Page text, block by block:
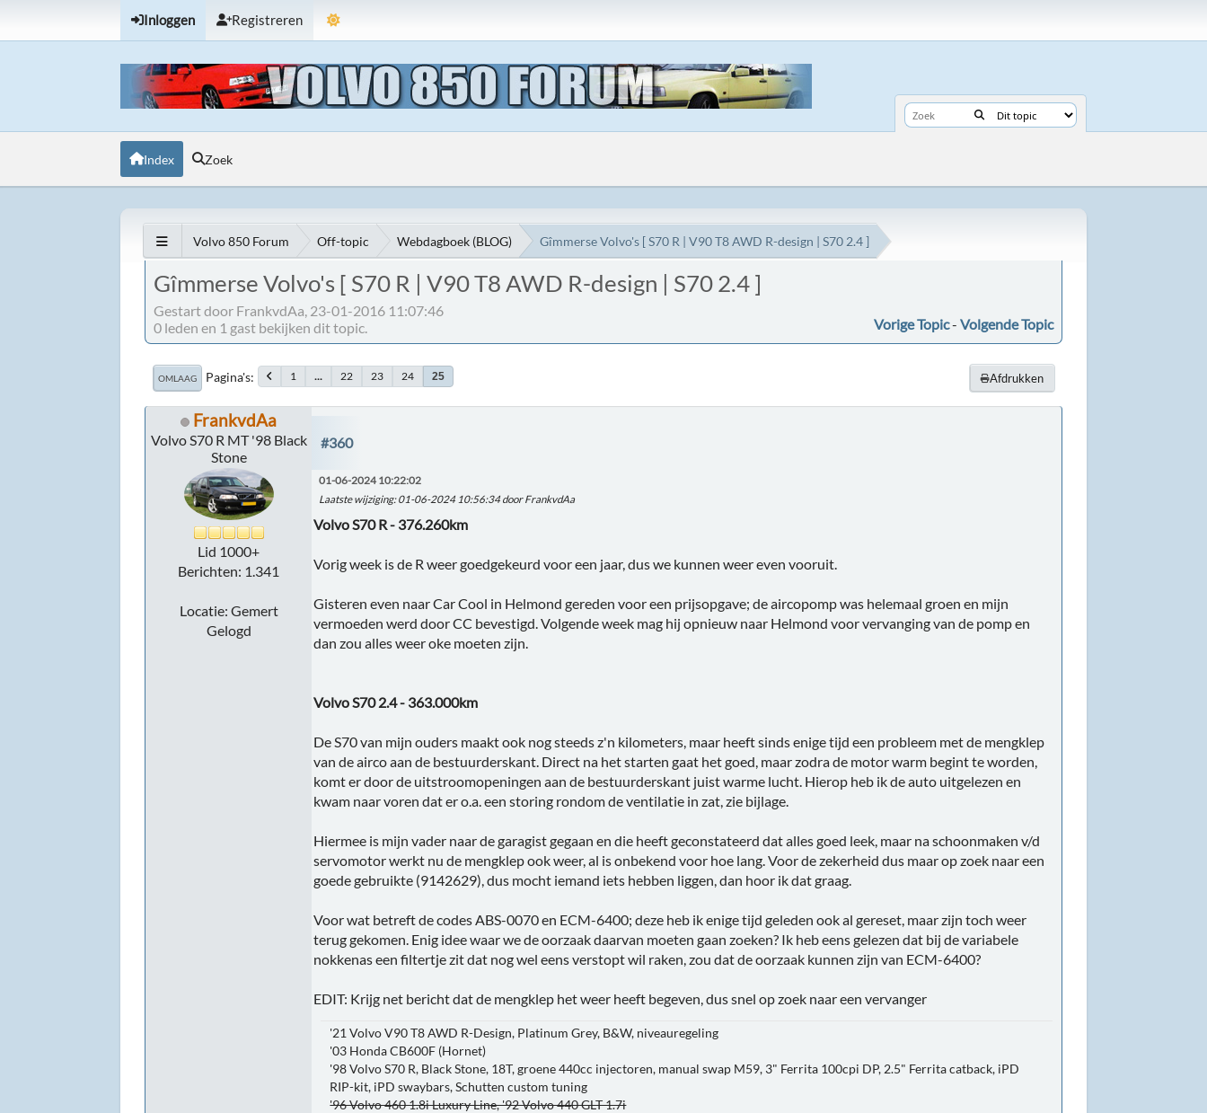
Inloggen Registreren
Index Zoek
Volvo 850 Forum Off-topic Webdagboek (BLOG) Gîmmerse Volvo's [ S70 R | V90 T8 AWD R-design | S70 2.4 ]
Gîmmerse Volvo's [ S70 R | V90 T8 AWD R-design | S70 2.4 ]
Gestart door FrankvdAa, 23-01-2016 11:07:46
Vorige Topic- Volgende Topic
0 leden en 1 gast bekijken dit topic.
Afdrukken
OMLAAG Pagina's 1 ... 22 23 24 25
FrankvdAa
Volvo S70 R MT '98 Black
Stone
Lid 1000+
Berichten: 1.341
Locatie: Gemert
Gelogd
#360
01-06-2024 10:22:02
Laatste wijziging: 01-06-2024 10:56:34 door FrankvdAa
Volvo S70 R - 376.260km
Vorig week is de R weer goedgekeurd voor een jaar, dus we kunnen weer even vooruit.
Gisteren even naar Car Cool in Helmond gereden voor een prijsopgave; de aircopomp was helemaal groen en mijn
vermoeden werd door CC bevestigd. Volgende week mag hij opnieuw naar Helmond voor vervanging van de pomp en
dan zou alles weer oke moeten zijn.
Volvo S70 2.4 - 363.000km
De S70 van mijn ouders maakt ook nog steeds z'n kilometers, maar heeft sinds enige tijd een probleem met de mengklep
van de airco aan de bestuurderskant. Direct na het starten gaat het goed, maar zodra de motor warm begint te worden,
komt er door de uitstroomopeningen aan de bestuurderskant juist warme lucht. Hierop heb ik de auto uitgelezen en
kwam naar voren dat er o.a. een storing rondom de ventilatie in zat, zie bijlage.
Hiermee is mijn vader naar de garagist gegaan en die heeft geconstateerd dat alles goed leek, maar na schoonmaken v/d
servomotor werkt nu de mengklep ook weer, al is onbekend voor hoe lang. Voor de zekerheid dus maar op zoek naar een
goede gebruikte (9142629), dus mocht iemand iets hebben liggen, dan hoor ik dat graag.
Voor wat betreft de codes ABS-0070 en ECM-6400; deze heb ik enige tijd geleden ook al gereset, maar zijn toch weer
terug gekomen. Enig idee waar we de oorzaak daarvan moeten gaan zoeken? Ik heb eens gelezen dat bij de variabele
nokkenas een filtertje zit dat nog wel eens verstopt wil raken, zou dat de oorzaak kunnen zijn van ECM-6400?
EDIT: Krijg net bericht dat de mengklep het weer heeft begeven, dus snel op zoek naar een vervanger
'21 Volvo V90 T8 AWD R-Design, Platinum Grey, B&W, niveauregeling
'03 Honda CB600F (Hornet)
'98 Volvo S70 R, Black Stone, 18T, groene 440cc injectoren, manual swap M59, 3" Ferrita 100cpi DP, 2.5" Ferrita catback, iPD
RIP-kit, iPD swaybars, Schutten custom tuning
'96 Volvo 460 1.8i Luxury Line, '92 Volvo 440 GLT 1.7i